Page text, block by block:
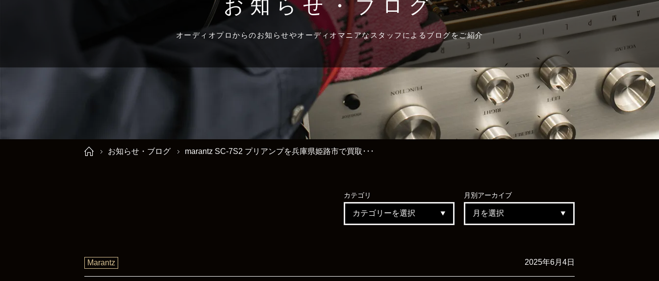
お知らせ・ブログ
オーディオプロからのお知らせやオーディオマニアなスタッフによるブログをご紹介
お知らせ・ブログ marantz SC-7S2 プリアンプを兵庫県姫路市で買取･･･
カテゴリ 月別 アーカイブ
Marantz 2025年6月4日